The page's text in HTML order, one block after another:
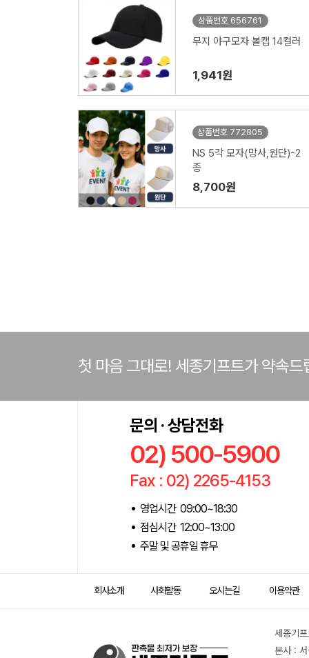
상품번호 656761
무지 야구모자 볼캡 14컬러
1,941원
상품번호 772805
NS 5각 모자(망사,원단)-2
종
8,700원
첫 마음 그대로! 세종기프트가 약속드
문의 · 상담전화
02) 500-5900
Fax : 02) 2265-4153
영업시간 09:00~18:30
점심시간 12:00~13:00
주말 및 공휴일 휴무
회사소개 사회활동 오시는길 이용약관
세종기
본사 :